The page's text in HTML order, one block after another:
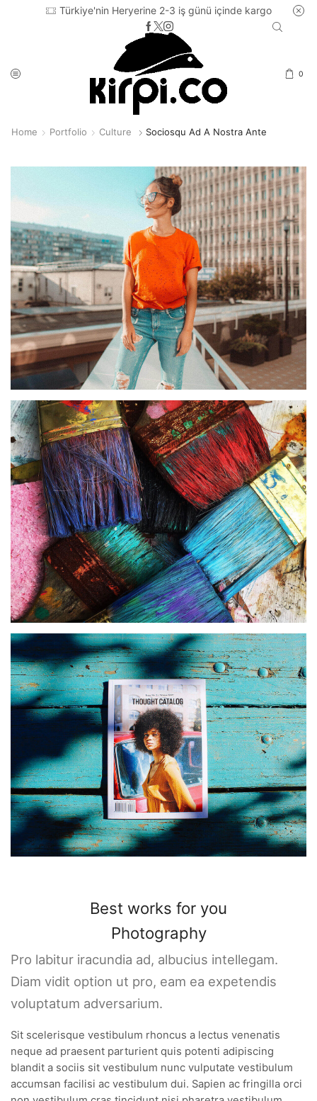
Türkiye'nin Heryerine 2-3 iş günü içinde kargo
0
Home Portfolio Culture Sociosqu Ad A Nostra Ante
Best works for you
Photography
Pro labitur iracundia ad, albucius intellegam.
Diam vidit option ut pro, eam ea expetendis
voluptatum adversarium.
Sit scelerisque vestibulum rhoncus a lectus venenatis
neque ad praesent parturient quis potenti adipiscing
blandit a sociis sit vestibulum nunc vulputate vestibulum
accumsan facilisi ac vestibulum dui. Sapien ac fringilla orci